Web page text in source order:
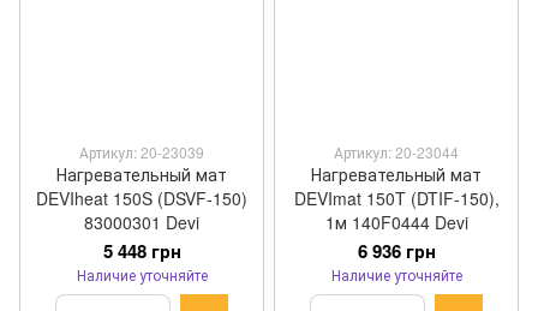
Артикул: 20-23039
Нагревательный мат
DEVIheat 150S (DSVF-150)
83000301 Devi
5 448 грн
Наличие уточняйте
Артикул: 20-23044
Нагревательный мат
DEVImat 150T (DTIF-150),
1м 140F0444 Devi
6 936 грн
Наличие уточняйте